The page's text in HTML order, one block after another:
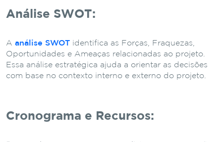
Análise SWOT:
A análise SWOT identifica as Forças, Fraquezas,
Oportunidades e Ameaças relacionadas ao projeto.
Essa análise estratégica ajuda a orientar as decisões
com base no contexto interno e externo do projeto.
Cronograma e Recursos: